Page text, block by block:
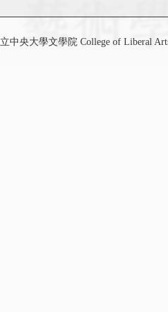
中央大學文學院 College of Liberal